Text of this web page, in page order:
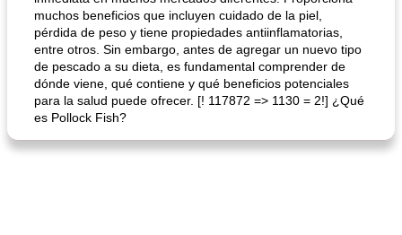
muchos beneficios que incluyen cuidado de la piel,
pérdida de peso y tiene propiedades antiinflamatorias,
entre otros. Sin embargo, antes de agregar un nuevo tipo
de pescado a su dieta, es fundamental comprender de
dónde viene, qué contiene y qué beneficios potenciales
para la salud puede ofrecer. [! 117872 => 1130 = 2!] ¿Qué
es Pollock Fish?